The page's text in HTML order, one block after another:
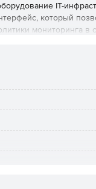
IT-
который
мониторинга
данных о сетях Cisco.